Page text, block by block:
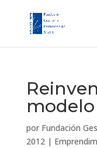
modelo
por Fundación
2012|